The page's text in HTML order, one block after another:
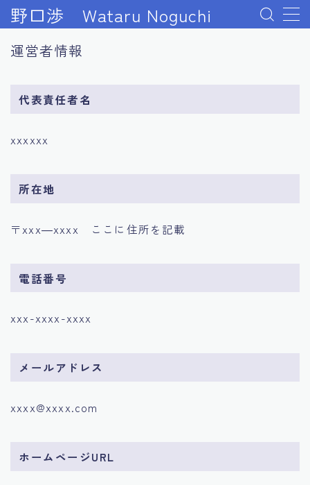
野口渉 Wataru Noguchi
About me
BASE動画セミナー
Udemy講師になるコース｜プレゼント受取ページ
WEBビジネスの「軍資金１０万円」をすぐに稼ぐ方法
WEBビジネス成功『７日間のメール講座』の活用方
WEBビジネス成功に不可欠な『３つのマインドセッ
ト』の教科書！
【Udemy補講音声】お金に好かれる人がやっているた
全ロードマップ
ステップメールコースのプレゼント受取ページ
デモプリセット記事 Part07
運営者情報
代表責任者名
xxxxxx
所在地
〒xxx―xxxx ここに住所を記載
電話番号
xxx-xxxx-xxxx
メールアドレス
xxxx@xxxx.com
ホームページURL